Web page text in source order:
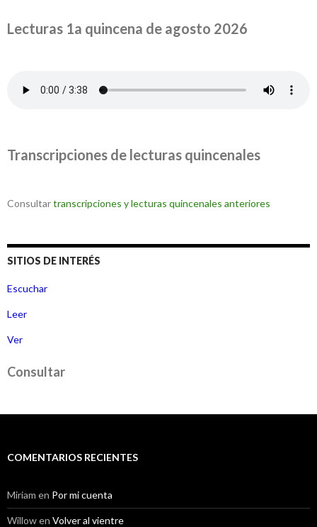
Lecturas 1a quincena de agosto 2026
Transcripciones de lecturas quincenales
Consultartranscripciones y lecturas quincenales anteriores
SITIOS DE INTERÉS
Escuchar
Leer
Ver
Consultar
COMENTARIOS RECIENTES
Miriam en Por mi cuenta
Willowen Volver al vientre